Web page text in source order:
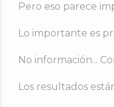
Pero eso parece
Lo importante es
No información...
Los resultados